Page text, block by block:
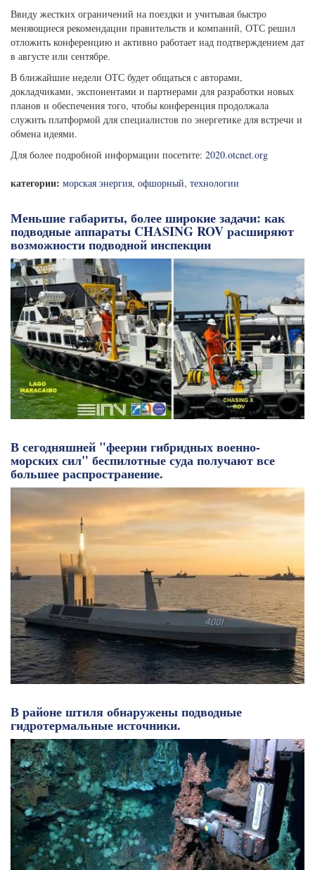
Ввиду жестких ограничений на поездки и учитывая быстро
меняющиеся рекомендации правительств и компаний, ОТС решил
отложить конференцию и активно работает над подтверждением дат
в августе или сентябре.
В ближайшие недели ОТС будет общаться с авторами,
докладчиками, экспонентами и партнерами для разработки новых
планов и обеспечения того, чтобы конференция продолжала
служить платформой для специалистов по энергетике для встречи и
обмена идеями.
Для более подробной информации посетите: 2020.otcnet.org
категории: морская энергия, офшорный, технологии
Меньшие габариты, более широкие задачи: как
подводные аппараты CHASING ROV расширяют
возможности подводной инспекции
В сегодняшней "феерии гибридных военно-
морских сил" беспилотные суда получают все
большее распространение.
В районе штиля обнаружены подводные
гидротермальные источники.